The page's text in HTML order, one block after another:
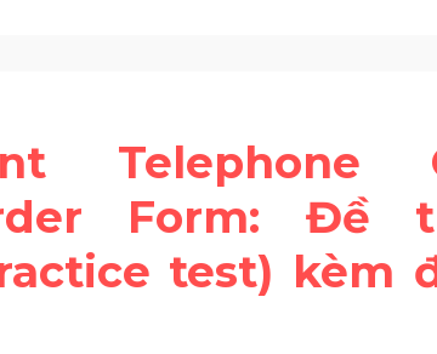
Telephone
Form: Đề
test) kèm